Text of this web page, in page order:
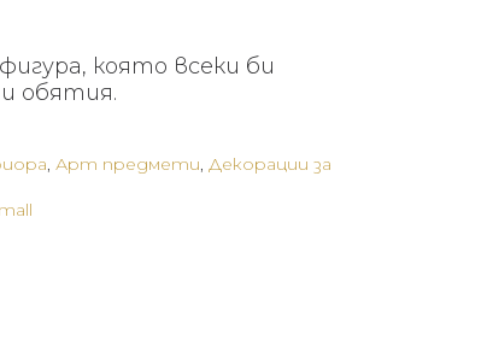
която всеки би
обятия.
, Арт предмети, Декорации за